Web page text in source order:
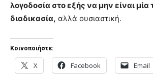
λογοδοσία στο εξής να μην είναι μία
διαδικασία, αλλά ουσιαστική.
Κοινοποιήστε:
X Facebook Email